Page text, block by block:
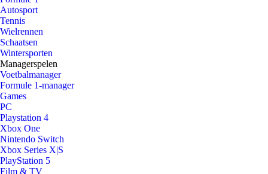
Autosport
Tennis
Wielrennen
Schaatsen
Wintersporten
Managerspelen
Voetbalmanager
Formule 1-manager
Games
PC
Playstation 4
Xbox One
Nintendo Switch
Xbox Series X|S
PlayStation 5
Film & TV